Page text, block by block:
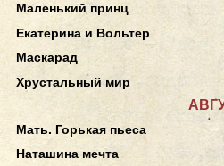
Маленький принц
Екатерина и Вольтер
Маскарад
Хрустальный мир
Мать. Горькая пьеса
Наташина мечта